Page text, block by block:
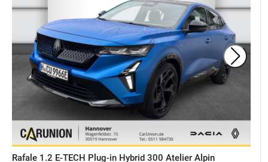
Rafale 1.2 E-TECH Plug-in Hybrid 300 Atelier Alpin